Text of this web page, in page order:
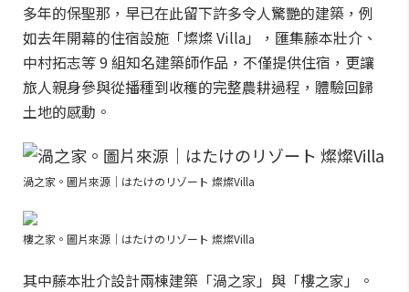
多年的保聖那，早已在此留下許多令人驚艷的建築，例
如去年開幕的住宿設施「燦燦 Villa」，匯集藤本壯介、
中村拓志等 9 組知名建築師作品，不僅提供住宿，更讓
旅人親身參與從播種到收穫的完整農耕過程，體驗回歸
土地的感動。
渦之家。圖片來源｜はたけのリゾート 燦燦Villa
樓之家。圖片來源｜はたけのリゾート 燦燦Villa
其中藤本壯介設計兩棟建築「渦之家」與「樓之家」。